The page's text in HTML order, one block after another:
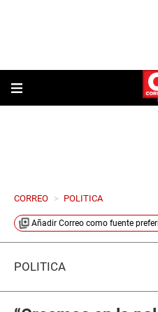
CORREO > POLITICA
Añadir Correo como fuente
POLÍTICA